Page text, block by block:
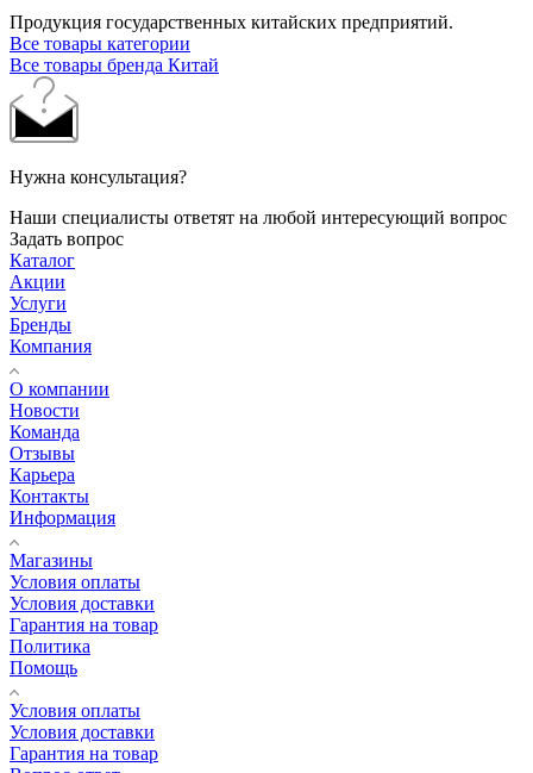
Продукция государственных китайских предприятий.
Все товары категории
Все товары бренда Китай
Нужна консультация?
Наши специалисты ответят на любой интересующий вопрос
Задать вопрос
Каталог
Акции
Услуги
Бренды
Компания
О компании
Новости
Команда
Отзывы
Карьера
Контакты
Информация
Магазины
Условия оплаты
Условия доставки
Гарантия на товар
Политика
Помощь
Условия оплаты
Условия доставки
Гарантия на товар